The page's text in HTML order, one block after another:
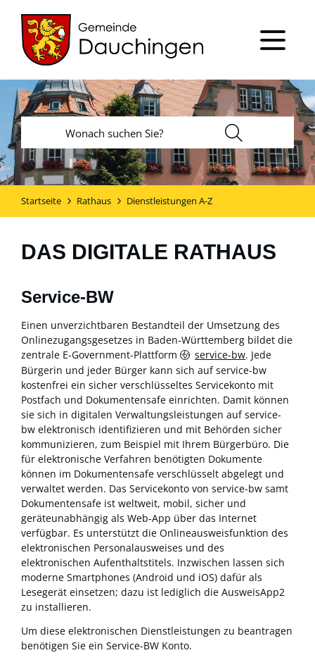
Startseite Rathaus Dienstleistungen A-Z
DAS DIGITALE RATHAUS
Service-BW
Einen unverzichtbaren Bestandteil der Umsetzung des
Onlinezugangsgesetzes in Baden-Württemberg bildet die
zentrale E-Government-Plattform
service-bw. Jede
Bürgerin und jeder Bürger kann sich auf service-bw
kostenfrei ein sicher verschlüsseltes Servicekonto mit
Postfach und Dokumentensafe einrichten. Damit können
sie sich in digitalen Verwaltungsleistungen auf service-
bw elektronisch identifizieren und mit Behörden sicher
kommunizieren, zum Beispiel mit Ihrem Bürgerbüro. Die
für elektronische Verfahren benötigten Dokumente
können im Dokumentensafe verschlüsselt abgelegt und
verwaltet werden. Das Servicekonto von service-bw samt
Dokumentensafe ist weltweit, mobil, sicher und
geräteunabhängig als Web-App über das Internet
verfügbar. Es unterstützt die Onlineausweisfunktion des
elektronischen Personalausweises und des
elektronischen Aufenthaltstitels. Inzwischen lassen sich
moderne Smartphones (Android und iOS) dafür als
Lesegerät einsetzen; dazu ist lediglich die AusweisApp2
zu installieren.
Um diese elektronischen Dienstleistungen zu beantragen
benötigen Sie ein Service-BW Konto.